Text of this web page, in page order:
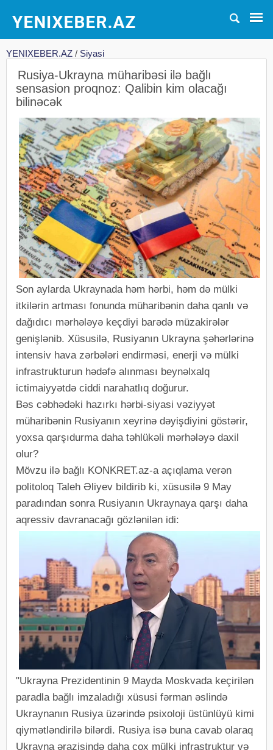
YENIXEBER.AZ / Siyasi
Rusiya-Ukrayna müharibəsi ilə bağlı
sensasion proqnoz: Qalibin kim olacağı
bilinəcək
Son aylarda Ukraynada həm hərbi, həm də mülki
itkilərin artması fonunda müharibənin daha qanlı və
dağıdıcı mərhələyə keçdiyi barədə müzakirələr
genişlənib. Xüsusilə, Rusiyanın Ukrayna şəhərlərinə
intensiv hava zərbələri endirməsi, enerji və mülki
infrastrukturun hədəfə alınması beynəlxalq
ictimaiyyətdə ciddi narahatlıq doğurur.
Bəs cəbhədəki hazırkı hərbi-siyasi vəziyyət
müharibənin Rusiyanın xeyrinə dəyişdiyini göstərir,
yoxsa qarşıdurma daha təhlükəli mərhələyə daxil
olur?
Mövzu ilə bağlı KONKRET.az-a açıqlama verən
politoloq Taleh Əliyev bildirib ki, xüsusilə 9 May
paradından sonra Rusiyanın Ukraynaya qarşı daha
aqressiv davranacağı gözlənilən idi:
"Ukrayna Prezidentinin 9 Mayda Moskvada keçirilən
paradla bağlı imzaladığı xüsusi fərman əslində
Ukraynanın Rusiya üzərində psixoloji üstünlüyü kimi
qiymətləndirilə bilərdi. Rusiya isə buna cavab olaraq
Ukrayna ərazisində daha çox mülki infrastruktur və